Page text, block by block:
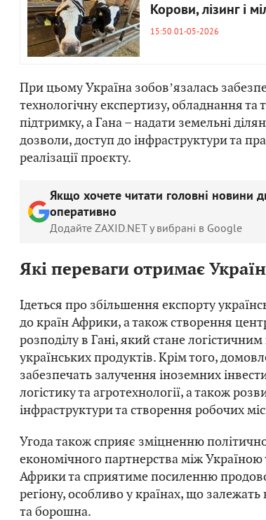
Корови, лізинг і
15:50 01-05-2026
При цьому Україна зобовʼязалась
технологічну експертизу, обладнання та
підтримку, а Гана – надати земельні
дозволи, доступ до інфраструктури та
реалізації проєкту.
Якщо хочете читати головні новини
оперативно
Додайте ZAXID.NET у вибрані в Google
Які переваги отримає
Ідеться про збільшення експорту
до країн Африки, а також створення
розподілу в Гані, який стане
українських продуктів. Крім того,
забезпечать залучення іноземних
логістику та агротехнології, а також
інфраструктури та створення робочих
Угода також сприяє зміцненню
економічного партнерства між Україною
Африки та сприятиме посиленню
регіону, особливо у країнах, що залежать
та борошна.